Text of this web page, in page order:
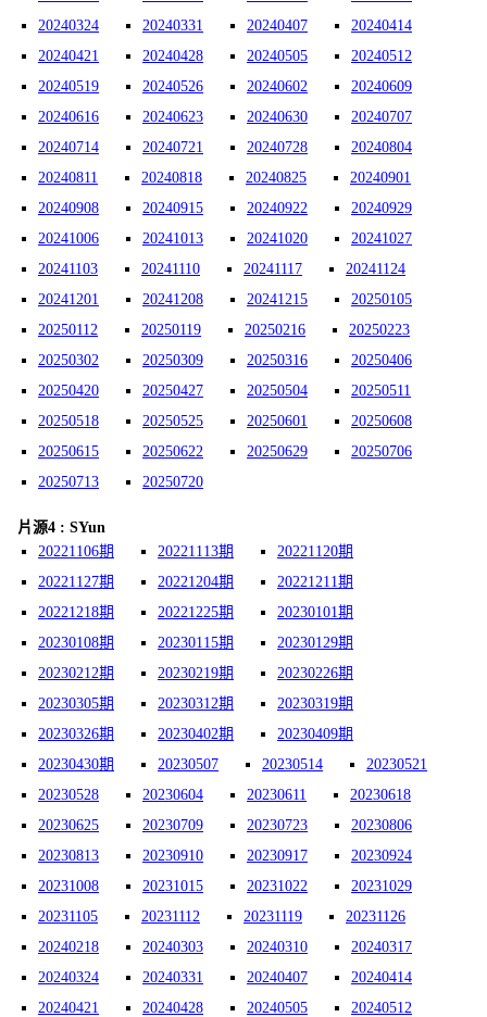
20240324
20240331 20240407
20240414
20240421
20240428 20240505
20240512
20240519
20240526 20240602
20240609
20240616
20240623 20240630
20240707
20240714
20240721 20240728
20240804
20240811
20240818 20240825
20240901
20240908
20240915 20240922
20240929
20241006
20241013 20241020
20241027
20241103
20241110 20241117
20241124
20241201
20241208 20241215
20250105
20250112
20250119 20250216
20250223
20250302
20250309 20250316
20250406
20250420
20250427 20250504
20250511
20250518
20250525 20250601
20250608
20250615
20250622 20250629
20250706
20250713
20250720
片源4 : SYun
20221106期
20221113期
20221120期
20221127期
20221204期
20221211期
20221218期
20221225期
20230101期
20230108期
20230115期
20230129期
20230212期
20230219期
20230226期
20230305期
20230312期
20230319期
20230326期
20230402期
20230409期
20230430期
20230507 20230514
20230521
20230528
20230604 20230611
20230618
20230625
20230709 20230723
20230806
20230813
20230910 20230917
20230924
20231008
20231015 20231022
20231029
20231105
20231112 20231119
20231126
20240218
20240303 20240310
20240317
20240324
20240331 20240407
20240414
20240421
20240428 20240505
20240512